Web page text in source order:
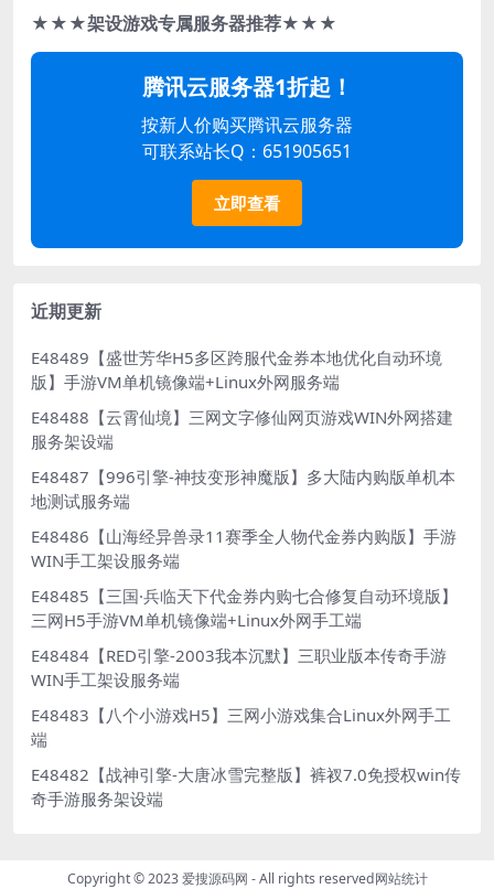
★★★架设游戏专属服务器推荐★★★
腾讯云服务器1折起！
按新人价购买腾讯云服务器
可联系站长Q：651905651
立即查看
近期更新
E48489【盛世芳华H5多区跨服代金券本地优化自动环境
版】手游VM单机镜像端+Linux外网服务端
E48488【云霄仙境】三网文字修仙网页游戏WIN外网搭建
服务架设端
E48487【996引擎-神技变形神魔版】多大陆内购版单机本
地测试服务端
E48486【山海经异兽录11赛季全人物代金券内购版】手游
WIN手工架设服务端
E48485【三国·兵临天下代金券内购七合修复自动环境版】
三网H5手游VM单机镜像端+Linux外网手工端
E48484【RED引擎-2003我本沉默】三职业版本传奇手游
WIN手工架设服务端
E48483【八个小游戏H5】三网小游戏集合Linux外网手工
端
E48482【战神引擎-大唐冰雪完整版】裤衩7.0免授权win传
奇手游服务架设端
Copyright © 2023爱搜源码网 - All rights reserved网站统计